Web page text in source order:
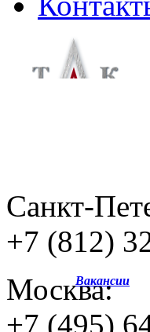
Санкт-
+7 (812)
Москва:
+7 (495)
Вакансии